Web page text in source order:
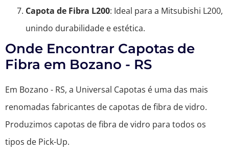
Capota de Fibra L200: Ideal para a Mitsubishi L200,
unindo durabilidade e estética.
Onde Encontrar Capotas de
Fibra em Bozano - RS
Em Bozano - RS, a Universal Capotas é uma das mais
renomadas fabricantes de capotas de fibra de vidro.
Produzimos capotas de fibra de vidro para todos os
tipos de Pick-Up.